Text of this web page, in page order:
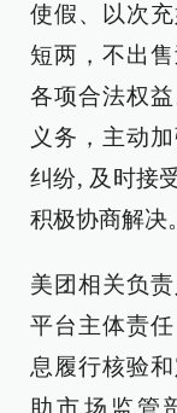
使假、以次
短两，不出
各项合法权
义务，主动
纠纷, 及时接
积极协商解决。
美团相关负
平台主体责
息履行核验